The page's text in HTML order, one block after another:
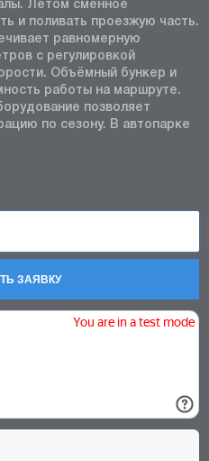
Летом сменное
и поливать проезжую часть.
равномерную
с регулировкой
Объёмный бункер и
работы на маршруте.
позволяет
по сезону. В автопарке
ЗАЯВКУ